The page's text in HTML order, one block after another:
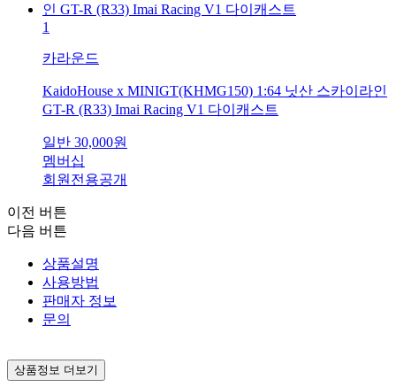
1
카라운드
KaidoHouse x MINIGT(KHMG150) 1:64 닛산 스카이라인
GT-R (R33) Imai Racing V1 다이캐스트
일반 30,000원
멤버십
회원전용공개
이전 버튼
다음 버튼
상품설명
사용방법
판매자 정보
문의
상품정보 더보기